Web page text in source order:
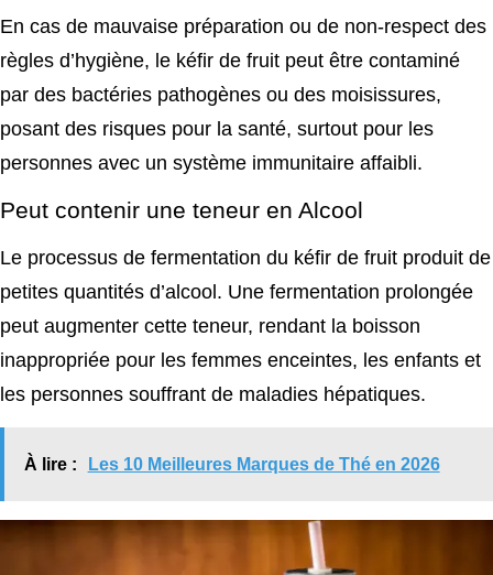
En cas de mauvaise préparation ou de non-respect des
règles d’hygiène, le kéfir de fruit peut être contaminé
par des bactéries pathogènes ou des moisissures,
posant des risques pour la santé, surtout pour les
personnes avec un système immunitaire affaibli.
Peut contenir une teneur en Alcool
Le processus de fermentation du kéfir de fruit produit de
petites quantités d’alcool. Une fermentation prolongée
peut augmenter cette teneur, rendant la boisson
inappropriée pour les femmes enceintes, les enfants et
les personnes souffrant de maladies hépatiques.
À lire : Les 10 Meilleures Marques de Thé en 2026